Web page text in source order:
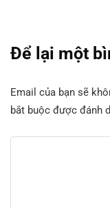
Để lại một
Email của bạn sẽ
bắt buộc được đánh